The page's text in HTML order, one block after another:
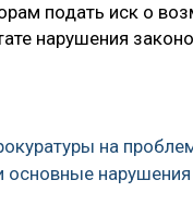
подать иск о
нарушения
на
основные